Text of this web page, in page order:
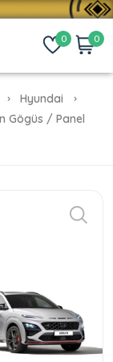
0 0
Hyundai
Gögüs / Panel